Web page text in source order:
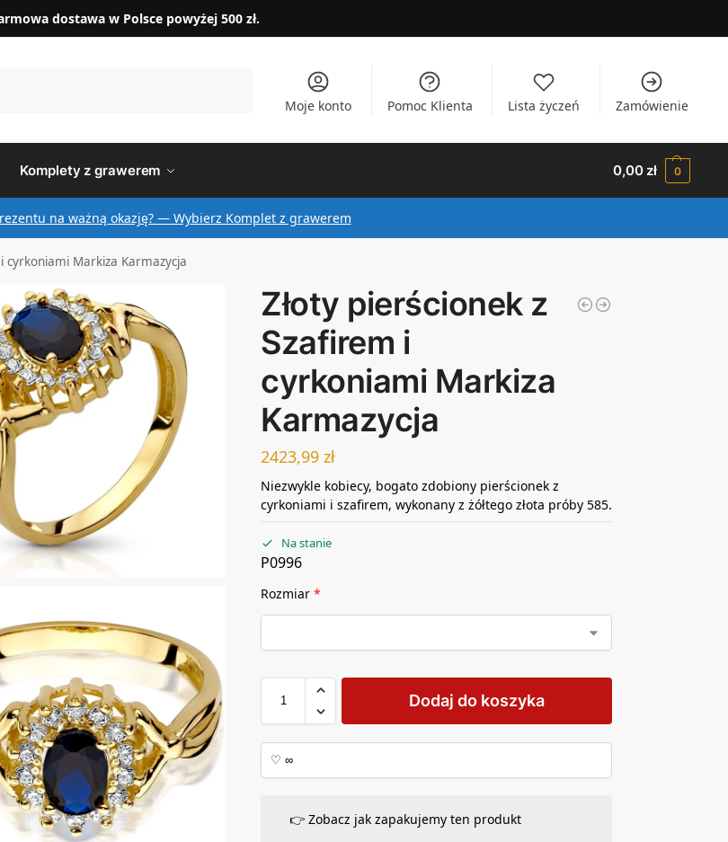
dostawa w Polsce powyżej 500 zł.
Moje konto Pomoc Klienta Lista życzeń Zamówienie
Komplety z grawerem 0,00zł 0
na ważną okazję? — Wybierz Komplet z grawerem
cyrkoniami Markiza Karmazycja
Złoty pierścionek z
Szafirem i
cyrkoniami Markiza
Karmazycja
2423,99 zł
Niezwykle kobiecy, bogato zdobiony pierścionek z
cyrkoniami i szafirem, wykonany z żółtego złota próby 585.
Na stanie
P0996
Rozmiar*
Dodaj do koszyka
👉 Zobacz jak zapakujemy ten produkt